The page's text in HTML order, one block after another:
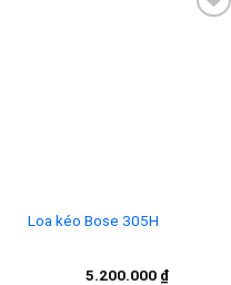
Loa kéo Bose 305H
5.200.000 ₫